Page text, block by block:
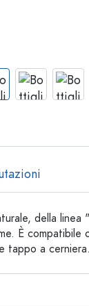
della
È compatibile
tappo a cerniera.